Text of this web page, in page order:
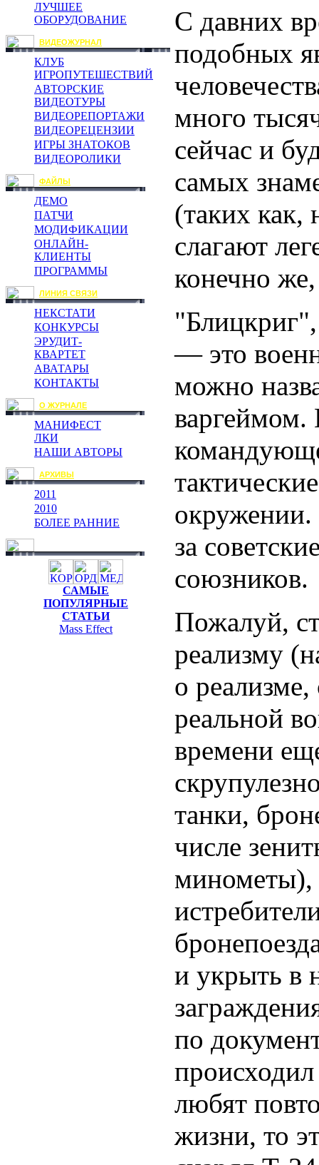
ЛУЧШЕЕ
ОБОРУДОВАНИЕ
ВИДЕОЖУРНАЛ
КЛУБ
ИГРОПУТЕШЕСТВИЙ
АВТОРСКИЕ
ВИДЕОТУРЫ
ВИДЕОРЕПОРТАЖИ
ВИДЕОРЕЦЕНЗИИ
ИГРЫ ЗНАТОКОВ
ВИДЕОРОЛИКИ
ФАЙЛЫ
ДЕМО
ПАТЧИ
МОДИФИКАЦИИ
ОНЛАЙН-
КЛИЕНТЫ
ПРОГРАММЫ
ЛИНИЯ СВЯЗИ
НЕКСТАТИ
КОНКУРСЫ
ЭРУДИТ-
КВАРТЕТ
АВАТАРЫ
КОНТАКТЫ
О ЖУРНАЛЕ
МАНИФЕСТ
ЛКИ
НАШИ АВТОРЫ
АРХИВЫ
2011
2010
БОЛЕЕ РАННИЕ
САМЫЕ
ПОПУЛЯРНЫЕ
СТАТЬИ
Mass Effect
С давних
подобных
много
сейчас и
самых
(таких как,
слагают
конечно
— это
можно
варгеймом.
за
союзников.
Пожалуй,
реализму
о
реальной
времени
танки,
числе
минометы),
и укрыть в
по
любят
жизни, то